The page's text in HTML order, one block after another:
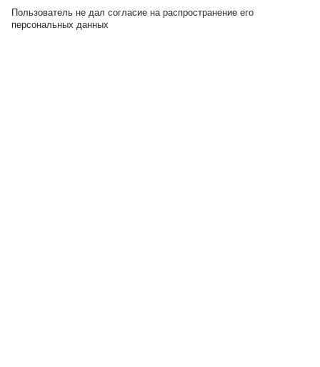
Пользователь не дал согласие на распространение его
персональных данных